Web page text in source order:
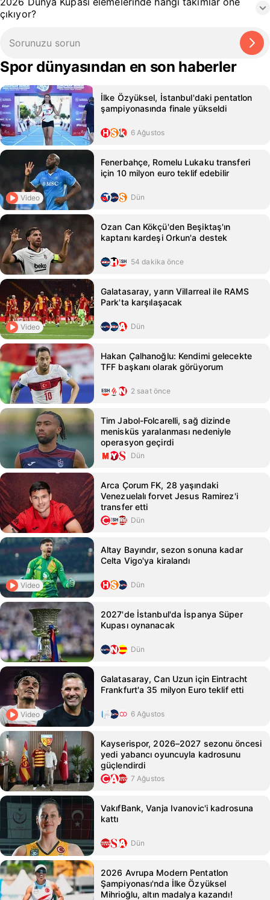
çıkıyor?
Spor dünyasından en son haberler
İlke Özyüksel, İstanbul'daki pentatlon
şampiyonasında finale yükseldi
6 Ağustos
Video
Fenerbahçe, Romelu Lukaku transferi
için 10 milyon euro teklif edebilir
Dün
Ozan Can Kökçü'den Beşiktaş'ın
kaptanı kardeşi Orkun'a destek
54 dakika önce
Video
Galatasaray, yarın Villarreal ile RAMS
Park'ta karşılaşacak
Dün
Hakan Çalhanoğlu: Kendimi gelecekte
TFF başkanı olarak görüyorum
2 saat önce
Tim Jabol-Folcarelli, sağ dizinde
menisküs yaralanması nedeniyle
operasyon geçirdi
Dün
Arca Çorum FK, 28 yaşındaki
Venezuelalı forvet Jesus Ramirez'i
transfer etti
Dün
Video
Altay Bayındır, sezon sonuna kadar
Celta Vigo'ya kiralandı
Dün
2027'de İstanbul'da İspanya Süper
Kupası oynanacak
Dün
Video
Galatasaray, Can Uzun için Eintracht
Frankfurt'a 35 milyon Euro teklif etti
6 Ağustos
Kayserispor, 2026–2027 sezonu öncesi
yedi yabancı oyuncuyla kadrosunu
güçlendirdi
7 Ağustos
VakıfBank, Vanja Ivanovic'i kadrosuna
kattı
Dün
2026 Avrupa Modern Pentatlon
Şampiyonası'nda İlke Özyüksel
Mihrioğlu, altın madalya kazandı!